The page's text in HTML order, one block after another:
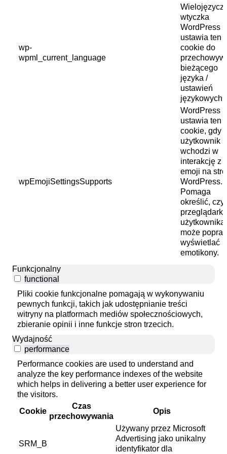
wp-
wpml_current_language
wtyczka
WordPress
ustawia ten
cookie do
bieżącego
języka /
ustawień
językowych.
wpEmojiSettingsSupports
WordPress
ustawia ten
cookie, gdy
użytkownik
wchodzi w
interakcję z
emoji na
WordPress.
Pomaga
określić, czy
przeglądarka
użytkownika
może
wyświetlać
emotikony.
Funkcjonalny
functional
Pliki cookie funkcjonalne pomagają w wykonywaniu
pewnych funkcji, takich jak udostępnianie treści
witryny na platformach mediów społecznościowych,
zbieranie opinii i inne funkcje stron trzecich.
Wydajność
performance
Performance cookies are used to understand and
analyze the key performance indexes of the website
which helps in delivering a better user experience for
the visitors.
Cookie
Czas
przechowywania
Opis
SRM_B
Używany przez Microsoft
Advertising jako unikalny
identyfikator dla